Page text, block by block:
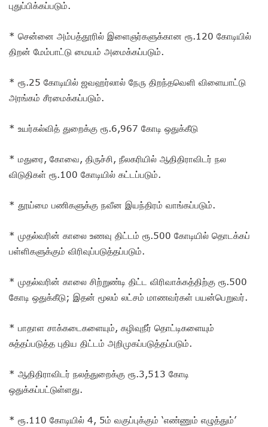
புதுப்பிக்கப்படும்.
* சென்னை அம்பத்தூரில் இளைஞர்களுக்கான ரூ.120 கோடியில்
திறன் மேம்பாட்டு மையம் அமைக்கப்படும்.
* ரூ.25 கோடியில் ஜவஹர்லால் நேரு திறந்தவெளி விளையாட்டு
அரங்கம் சீரமைக்கப்படும்.
* உயர்கல்வித் துறைக்கு ரூ.6,967 கோடி ஒதுக்கீடு
* மதுரை, கோவை, திருச்சி, நீலகரியில் ஆதிதிராவிடர் நல
விடுதிகள் ரூ.100 கோடியில் கட்டப்படும்.
* தூய்மை பணிகளுக்கு நவீன இயந்திரம் வாங்கப்படும்.
* முதல்வரின் காலை உணவு திட்டம் ரூ.500 கோடியில் தொடக்கப்
பள்ளிகளுக்கும் விரிவுப்படுத்தப்படும்.
* முதல்வரின் காலை சிற்றுண்டி திட்ட விரிவாக்கத்திற்கு ரூ.500
கோடி ஒதுக்கீடு; இதன் மூலம் லட்சம் மாணவர்கள் பயன்பெறுவர்.
* பாதாள சாக்கடைகளையும், கழிவுநீர் தொட்டிகளையும்
சுத்தப்படுத்த புதிய திட்டம் அறிமுகப்படுத்தப்படும்.
* ஆதிதிராவிடர் நலத்துறைக்கு ரூ.3,513 கோடி
ஒதுக்கப்பட்டுள்ளது.
* ரூ.110 கோடியில் 4, 5ம் வகுப்புக்கும் ‘எண்ணும் எழுத்தும்’